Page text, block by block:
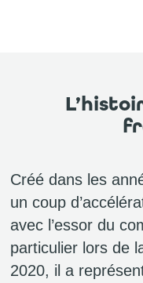
Créé dans les
un coup
avec l’essor du
particulier lors de
2020, il a